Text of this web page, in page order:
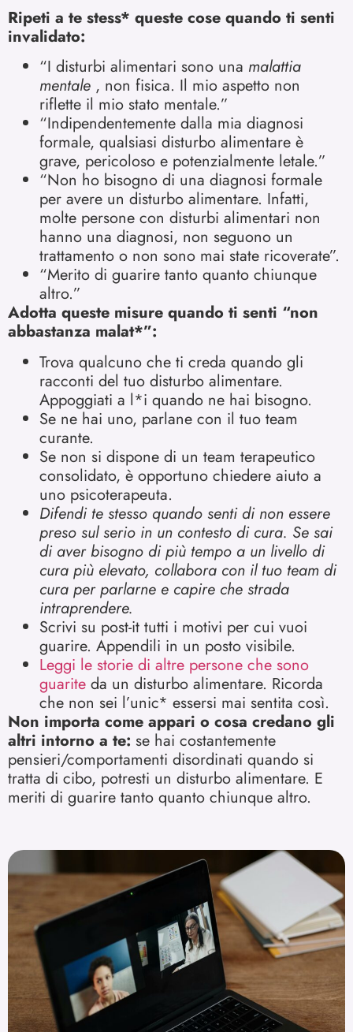
Ripeti a te stess* queste cose quando ti senti
invalidato:
“I disturbi alimentari sono una malattia
mentale , non fisica. Il mio aspetto non
riflette il mio stato mentale.”
“Indipendentemente dalla mia diagnosi
formale, qualsiasi disturbo alimentare è
grave, pericoloso e potenzialmente letale.”
“Non ho bisogno di una diagnosi formale
per avere un disturbo alimentare. Infatti,
molte persone con disturbi alimentari non
hanno una diagnosi, non seguono un
trattamento o non sono mai state ricoverate”.
“Merito di guarire tanto quanto chiunque
altro.”
Adotta queste misure quando ti senti “non
abbastanza malat*”:
Trova qualcuno che ti creda quando gli
racconti del tuo disturbo alimentare.
Appoggiati a l*i quando ne hai bisogno.
Se ne hai uno, parlane con il tuo team
curante.
Se non si dispone di un team terapeutico
consolidato, è opportuno chiedere aiuto a
uno psicoterapeuta.
Difendi te stesso quando senti di non essere
preso sul serio in un contesto di cura. Se sai
di aver bisogno di più tempo a un livello di
cura più elevato, collabora con il tuo team di
cura per parlarne e capire che strada
intraprendere.
Scrivi su post-it tutti i motivi per cui vuoi
guarire. Appendili in un posto visibile.
Leggi le storie di altre persone che sono
guarite da un disturbo alimentare. Ricorda
che non sei l’unic* essersi mai sentita così.
Non importa come appari o cosa credano gli
altri intorno a te: se hai costantemente
pensieri/comportamenti disordinati quando si
tratta di cibo, potresti un disturbo alimentare. E
meriti di guarire tanto quanto chiunque altro.